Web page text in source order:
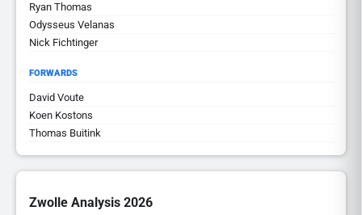
Ryan Thomas
Odysseus Velanas
Nick Fichtinger
FORWARDS
David Voute
Koen Kostons
Thomas Buitink
Zwolle Analysis 2026